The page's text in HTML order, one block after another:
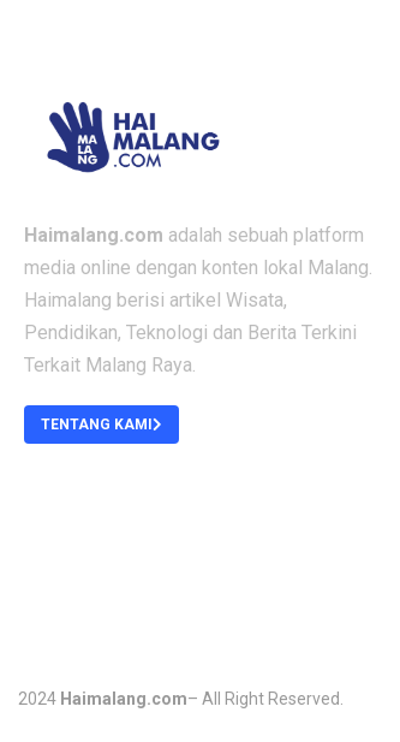
Haimalang.com adalah sebuah platform
media online dengan konten lokal Malang.
Haimalang berisi artikel Wisata,
Pendidikan, Teknologi dan Berita Terkini
Terkait Malang Raya.
TENTANG KAMI
2024 Haimalang.com– All Right Reserved.